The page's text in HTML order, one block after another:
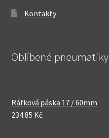
Kontakty
Oblíbené pneumatiky
Ráfková páska 17 / 60mm
234.85 Kč